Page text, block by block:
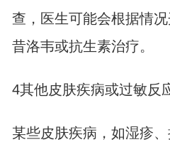
查，医生可能会根据情
昔洛韦或抗生素治疗。
4其他皮肤疾病或过敏反
某些皮肤疾病，如湿疹